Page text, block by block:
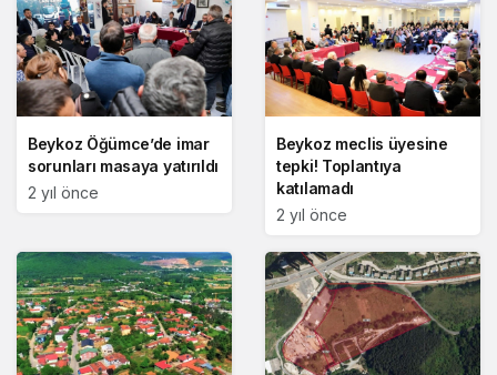
Beykoz Öğümce’de imar
sorunları masaya yatırıldı
2 yıl önce
Beykoz meclis üyesine
tepki! Toplantıya
katılamadı
2 yıl önce